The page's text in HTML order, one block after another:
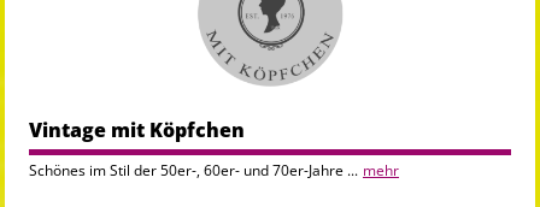
Vintage mit Köpfchen
Schönes im Stil der 50er-, 60er- und 70er-Jahre ... mehr